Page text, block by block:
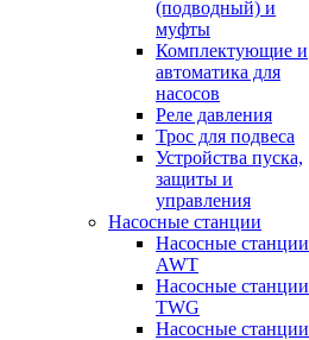
(подводный) и
муфты
Комплектующие и
автоматика для
насосов
Реле давления
Трос для подвеса
Устройства пуска,
защиты и
управления
Насосные станции
Насосные станции
AWT
Насосные станции
TWG
Насосные станции